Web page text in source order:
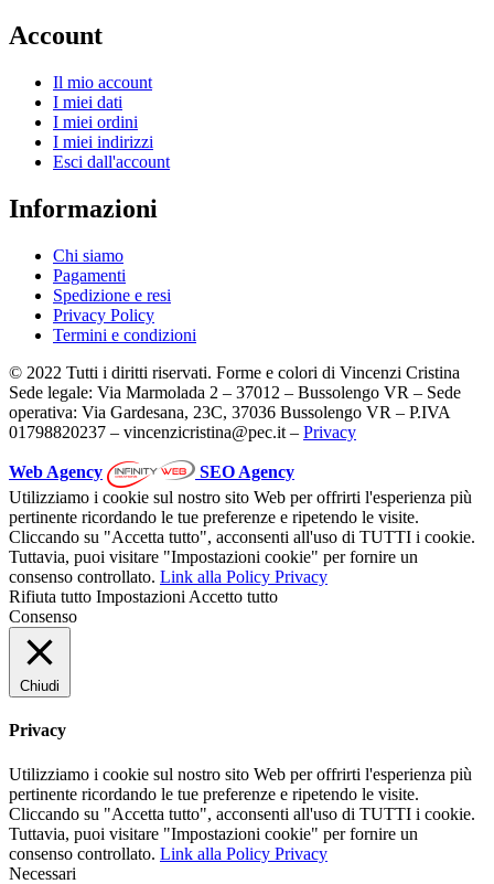
Account
Il mio account
I miei dati
I miei ordini
I miei indirizzi
Esci dall'account
Informazioni
Chi siamo
Pagamenti
Spedizione e resi
Privacy Policy
Termini e condizioni
© 2022 Tutti i diritti riservati. Forme e colori di Vincenzi Cristina
Sede legale: Via Marmolada 2 – 37012 – Bussolengo VR – Sede
operativa: Via Gardesana, 23C, 37036 Bussolengo VR – P.IVA
01798820237 – vincenzicristina@pec.it – Privacy
Web Agency
SEO Agency
Utilizziamo i cookie sul nostro sito Web per offrirti l'esperienza più
pertinente ricordando le tue preferenze e ripetendo le visite.
Cliccando su "Accetta tutto", acconsenti all'uso di TUTTI i cookie.
Tuttavia, puoi visitare "Impostazioni cookie" per fornire un
consenso controllato. Link alla Policy Privacy
Rifiuta tutto Impostazioni Accetto tutto
Consenso
Chiudi
Privacy
Utilizziamo i cookie sul nostro sito Web per offrirti l'esperienza più
pertinente ricordando le tue preferenze e ripetendo le visite.
Cliccando su "Accetta tutto", acconsenti all'uso di TUTTI i cookie.
Tuttavia, puoi visitare "Impostazioni cookie" per fornire un
consenso controllato. Link alla Policy Privacy
Necessari